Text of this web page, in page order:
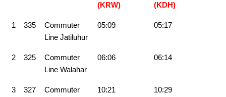
(KRW)
(KDH)
1 335
Commuter
Line Jatiluhur
05:09 05:17
2 325
Commuter
Line Walahar
06:06 06:14
3 327
Commuter
10:21 10:29